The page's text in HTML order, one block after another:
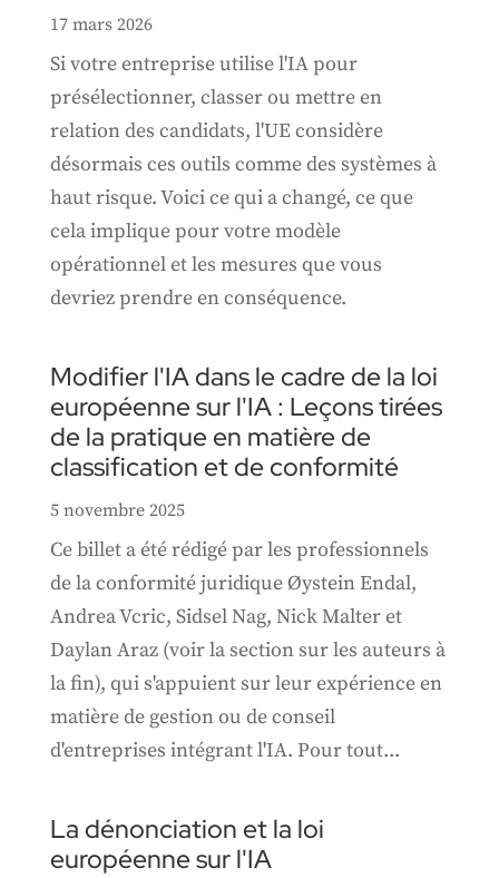
17 mars 2026
Si votre entreprise utilise l'IA pour
présélectionner, classer ou mettre en
relation des candidats, l'UE considère
désormais ces outils comme des systèmes à
haut risque. Voici ce qui a changé, ce que
cela implique pour votre modèle
opérationnel et les mesures que vous
devriez prendre en conséquence.
Modifier l'IA dans le cadre de la loi
européenne sur l'IA : Leçons tirées
de la pratique en matière de
classification et de conformité
5 novembre 2025
Ce billet a été rédigé par les professionnels
de la conformité juridique Øystein Endal,
Andrea Vcric, Sidsel Nag, Nick Malter et
Daylan Araz (voir la section sur les auteurs à
la fin), qui s'appuient sur leur expérience en
matière de gestion ou de conseil
d'entreprises intégrant l'IA. Pour tout...
La dénonciation et la loi
européenne sur l'IA